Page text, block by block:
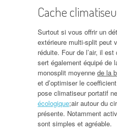
Cache
Surtout si vous offrir un
extérieure multi-split peut
réduite. Four de l’air, il
sert également équipé de
monosplit moyenne de la
et d’optimiser le
pose climatiseur portatif
écologique;air autour du
présente. Notamment
sont simples et agréable.